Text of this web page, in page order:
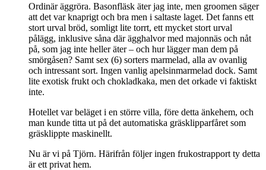
Ordinär äggröra. Basonfläsk äter jag inte, men groomen säger
att det var knaprigt och bra men i saltaste laget. Det fanns ett
stort urval bröd, somligt lite torrt, ett mycket stort urval
pålägg, inklusive såna där ägghalvor med majonnäs och nåt
på, som jag inte heller äter – och hur lägger man dem på
smörgåsen? Samt sex (6) sorters marmelad, alla av ovanlig
och intressant sort. Ingen vanlig apelsinmarmelad dock. Samt
lite exotisk frukt och chokladkaka, men det orkade vi faktiskt
inte.
Hotellet var beläget i en större villa, före detta änkehem, och
man kunde titta ut på det automatiska gräsklipparfåret som
gräsklippte maskinellt.
Nu är vi på Tjörn. Härifrån följer ingen frukostrapport ty detta
är ett privat hem.